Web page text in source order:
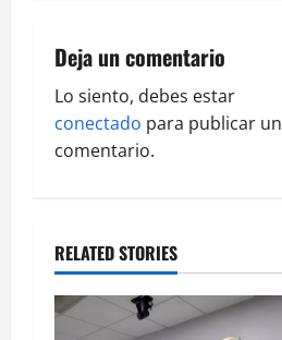
v
i
g
i
o
Deja un comentario
Lo siento, debes estar
conectado para publicar un
comentario.
RELATED STORIES